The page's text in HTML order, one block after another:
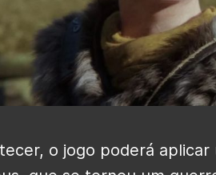
o jogo poderá